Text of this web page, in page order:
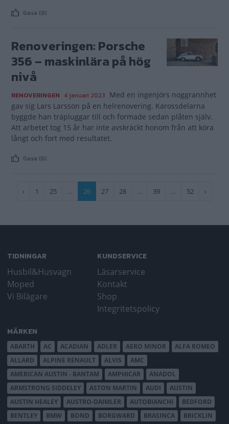
Gasa (8)
Renoveringen: Porsche
356 – maskinlära på hög
nivå
RENOVERINGEN 4 januari 2023 Med en ingenjörs noggrannhet
gav sig Lars Larsson på en helrenovering. Karossdelarna
byggde han träpluggar till och formade sedan plåten själv.
Att arbetet tog 15 år har inte avskräckt honom från att köra
långt och fort med resultatet.
Gasa (6)
Paginering
Föregående
‹ Sida
1 Sida
25 …
Nuvarande
26 Sida
27 Sida
28 … Sida
39 … Sida
52
Nästa
›
TIDNINGAR
Husbil&Husvagn
Moped
Vi Bilägare
KUNDSERVICE
Läsarservice
Kontakt
Shop
Integritetspolicy
MÄRKEN
ABARTH AC ACADIAN ADLER AERO MINOR
ALFA ROMEO
ALLARD
ALPINE RENAULT ALVIS
AMC
AMERICAN AUSTIN - BANTAM
AMPHICAR
ANADOL
ARMSTRONG SIDDELEY
ASTON MARTIN AUDI
AUSTIN
AUSTIN HEALEY
AUSTRO-DAIMLER AUTOBIANCHI
BEDFORD
BENTLEY
BMW BOND BORGWARD BRASINCA
BRICKLIN